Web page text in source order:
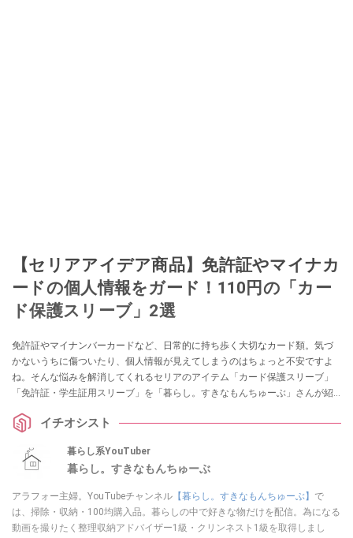
【セリアアイデア商品】免許証やマイナカ
ードの個人情報をガード！110円の「カー
ド保護スリーブ」2選
免許証やマイナンバーカードなど、日常的に持ち歩く大切なカード類。気づ
かないうちに傷ついたり、個人情報が見えてしまうのはちょっと不安ですよ
ね。そんな悩みを解消してくれるセリアのアイテム「カード保護スリーブ」
「免許証・学生証用スリーブ」を「暮らし。すきなもんちゅーぶ」さんが紹
で、ぜひチェックしてみてくださいね。
イチオシスト
暮らし系YouTuber
暮らし。すきなもんちゅーぶ
アラフォー主婦。YouTubeチャンネル 【暮らし。すきなもんちゅーぶ】 で
は、掃除・収納・100均購入品。暮らしの中で好きな物だけを配信。為になる
動画を撮りたく整理収納アドバイザー1級・クリンネスト1級を取得しまし